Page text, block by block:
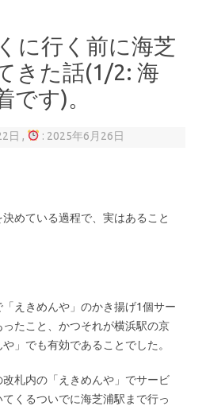
に行く前に海芝
きた話(1/2: 海
です)。
日 , : 2025年6月26日
決めている過程で、実はあること
えきめんや」のかき揚げ1個サー
たこと、かつそれが横浜駅の京
」でも有効であることでした。
札内の「えきめんや」でサービ
くるついでに海芝浦駅まで行っ